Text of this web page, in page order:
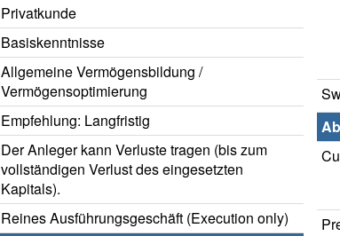
Privatkunde
Basiskenntnisse
Allgemeine Vermögensbildung /
Vermögensoptimierung
Empfehlung: Langfristig
Der Anleger kann Verluste tragen (bis zum
vollständigen Verlust des eingesetzten
Kapitals).
Reines Ausführungsgeschäft (Execution only)